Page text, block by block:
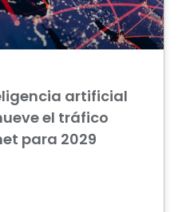
artificial
el tráfico
para 2029